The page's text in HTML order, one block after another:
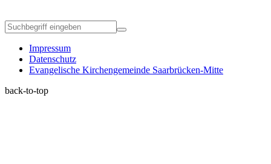
Impressum
Datenschutz
Evangelische Kirchengemeinde Saarbrücken-Mitte
back-to-top